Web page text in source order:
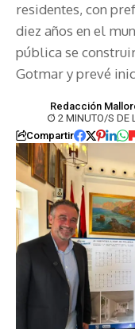
residentes, con
diez años en el
pública se
Gotmar y prevé
Redacción
2 MINUTO/S DE
Compartir